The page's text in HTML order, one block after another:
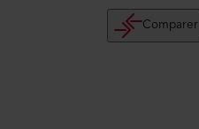
Comparer